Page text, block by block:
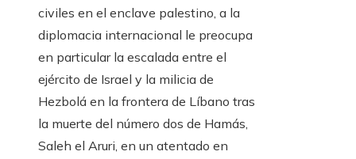
civiles en el enclave palestino, a la
diplomacia internacional le preocupa
en particular la escalada entre el
ejército de Israel y la milicia de
Hezbolá en la frontera de Líbano tras
la muerte del número dos de Hamás,
Saleh el Aruri, en un atentado en